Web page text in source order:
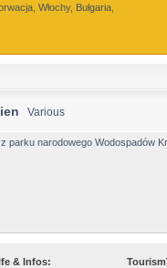
Włochy, Bułgaria,
Various
parku narodowego Wodospadów
& Infos: